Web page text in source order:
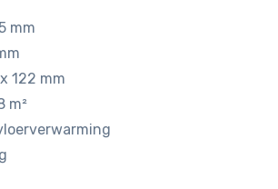
€ 43,95.
mm
122 mm
m²